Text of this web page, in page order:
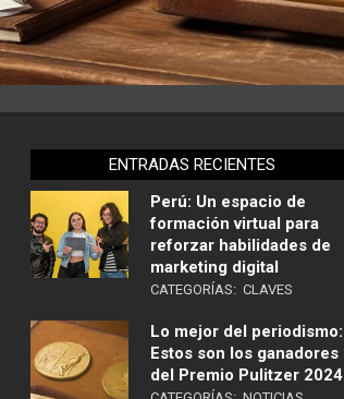
ENTRADAS RECIENTES
Perú: Un espacio de
formación virtual para
reforzar habilidades de
marketing digital
CATEGORÍAS: CLAVES
Lo mejor del periodismo:
Estos son los ganadores
del Premio Pulitzer 2024